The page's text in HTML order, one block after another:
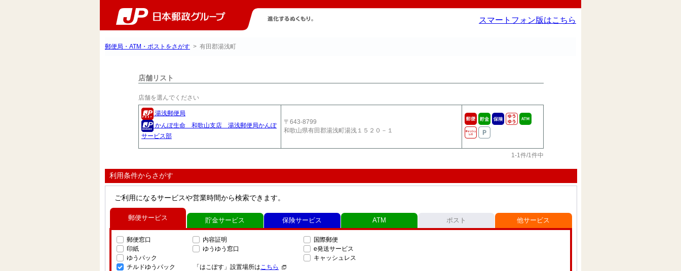
スマートフォン版はこちら
郵便局・ATM・ポストをさがす > 有田郡湯浅町
店舗リスト
店舗を選んでください
湯浅郵便局
かんぽ生命 和歌山支店 湯浅郵便局かんぽ
サービス部
〒643-8799
和歌山県有田郡湯浅町湯浅１５２０－１
1-1件/1件中
利用条件からさがす
ご利用になるサービスや営業時間から検索できます。
郵便サービス
郵便窓口
印紙
ゆうパック
チルドゆうパック
内容証明
ゆうゆう窓口
「はこぽす」設置場所はこちら
国際郵便
e発送サービス
キャッシュレス
貯金サービス 保険サービス ATM ポスト 他サービス